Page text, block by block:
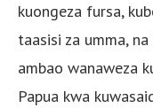
kuongeza fursa,
taasisi za umma,
ambao wanaweza
Papua kwa